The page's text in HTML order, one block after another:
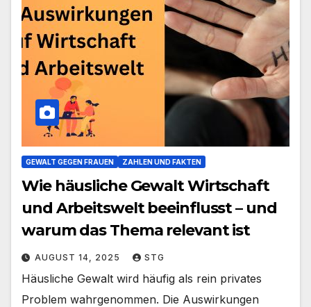
GEWALT GEGEN FRAUEN ZAHLEN UND FAKTEN
Wie häusliche Gewalt Wirtschaft
und Arbeitswelt beeinflusst – und
warum das Thema relevant ist
AUGUST 14, 2025 STG
Häusliche Gewalt wird häufig als rein privates
Problem wahrgenommen. Die Auswirkungen